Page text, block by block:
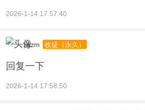
2026-1-14 17:57:40
zgzm 收徒（永久）
回复一下
2026-1-14 17:58:50